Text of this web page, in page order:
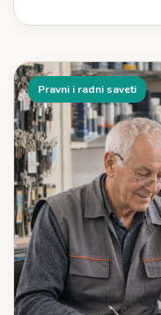
Pravni i radni saveti